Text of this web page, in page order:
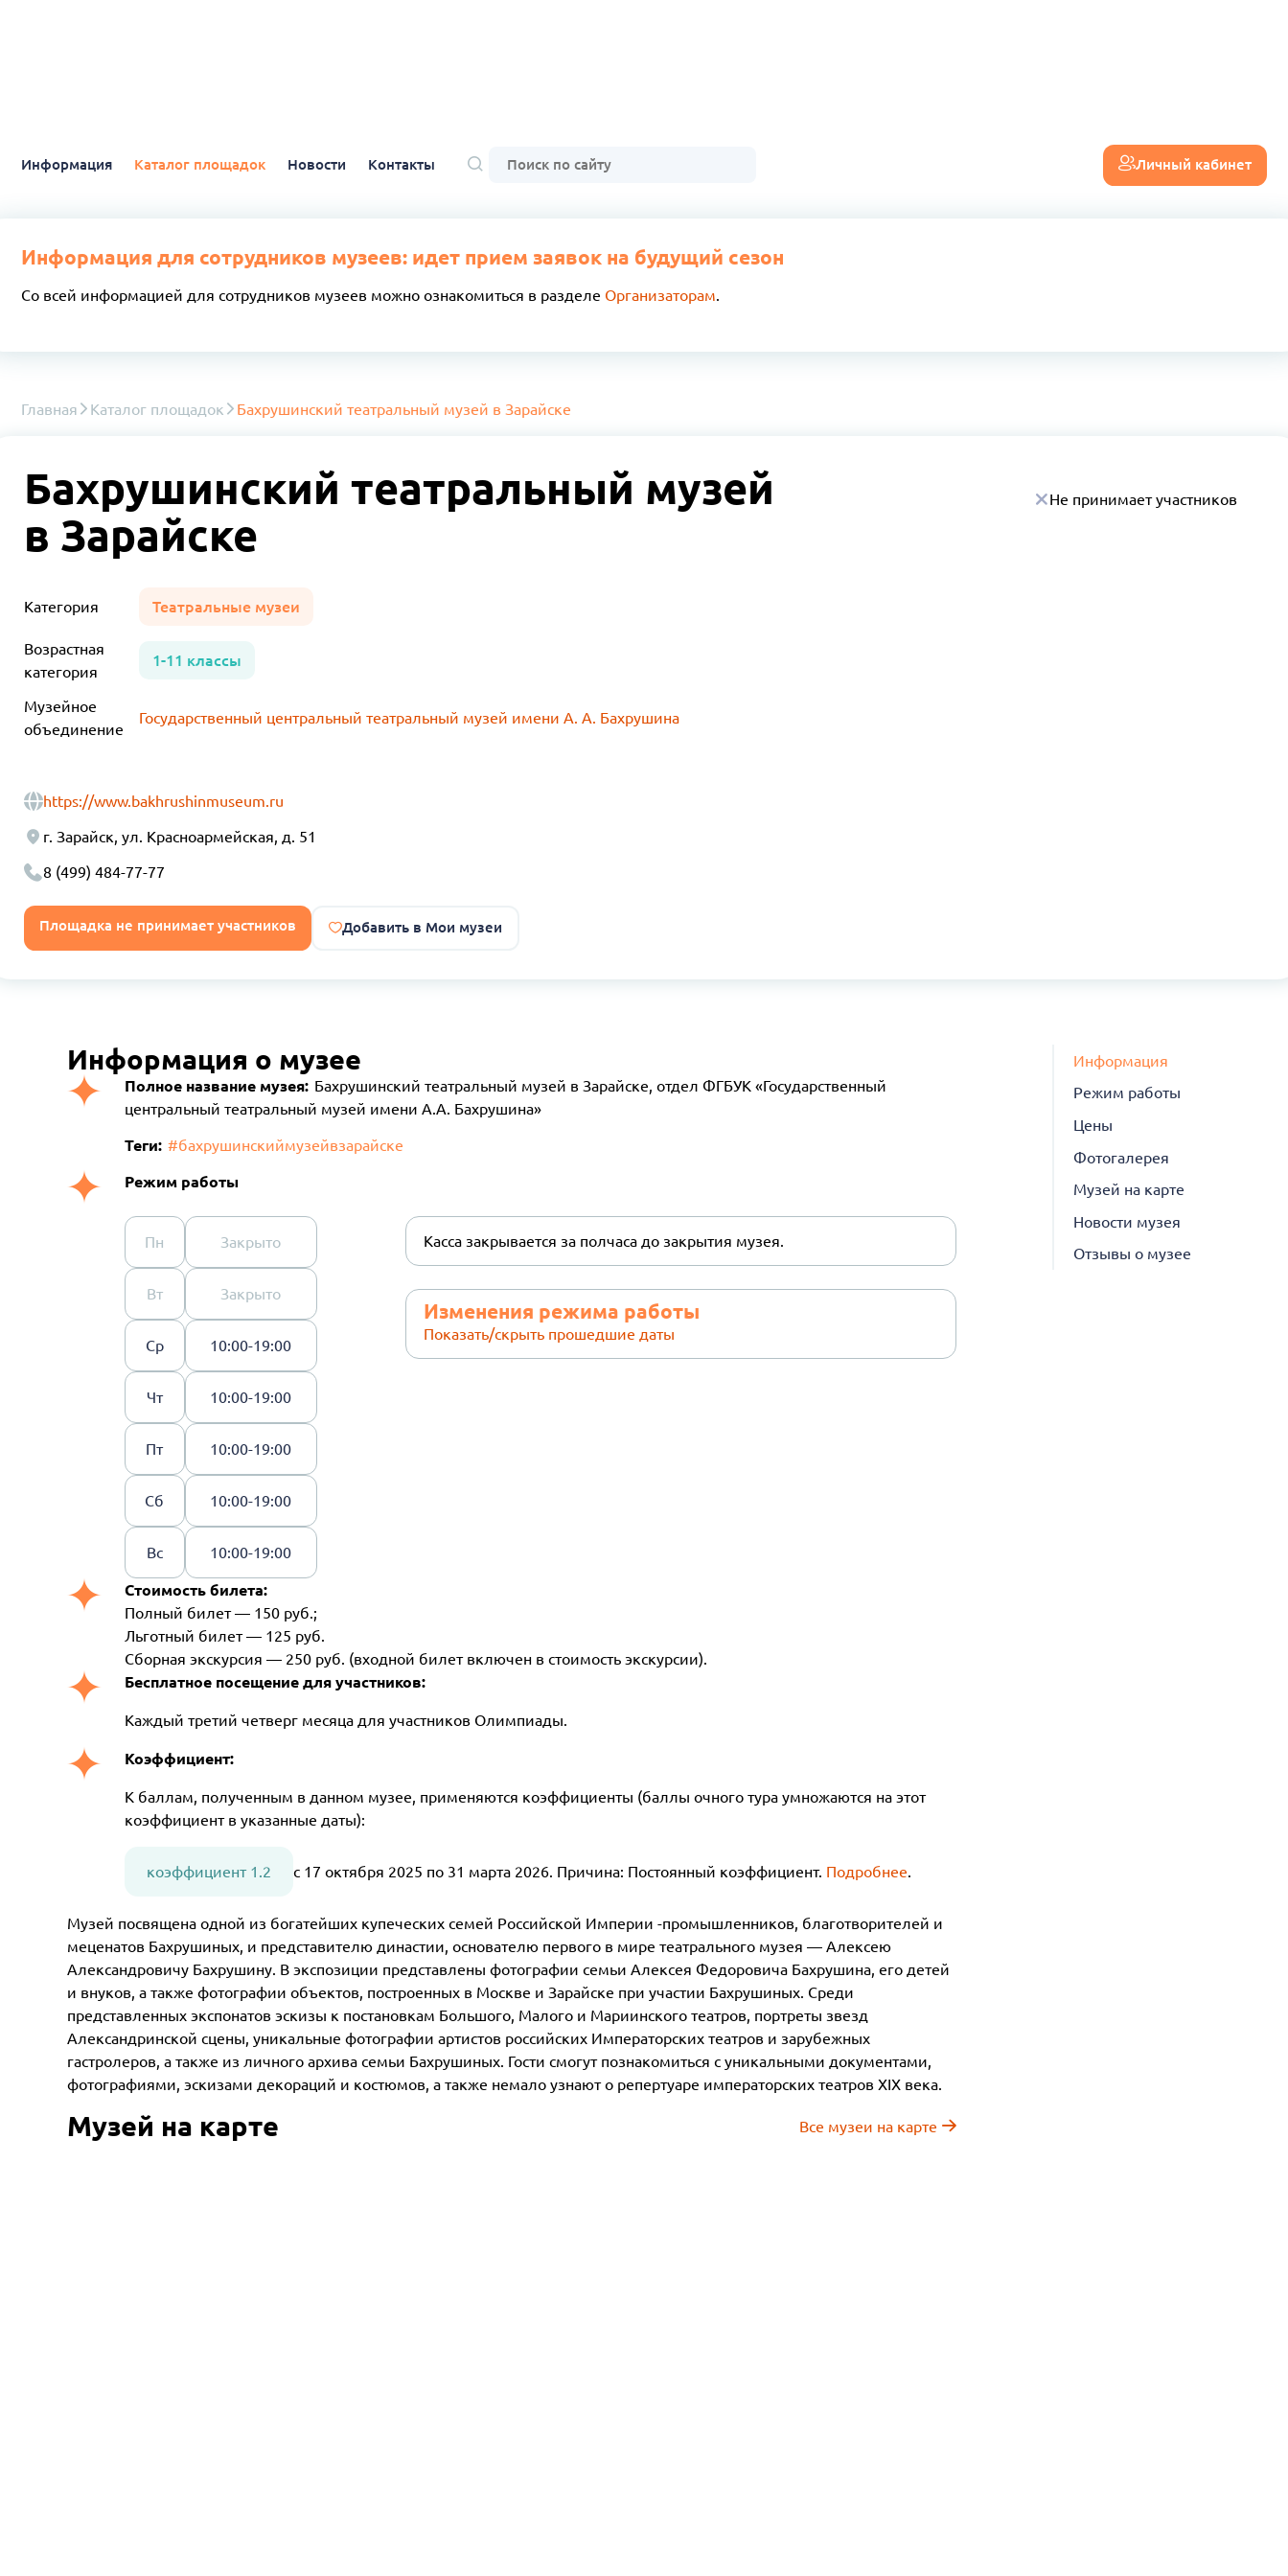
Информация Каталог площадок Новости Контакты Личный кабинет
Информация для сотрудников музеев: идет прием заявок на будущий сезон
Со всей информацией для сотрудников музеев можно ознакомиться в разделе Организаторам.
Главная Каталог площадок Бахрушинский театральный музей в Зарайске
Бахрушинский театральный музей
в Зарайске
Категория Театральные музеи
Возрастная
категория
1-11 классы
Музейное
объединение
Государственный центральный театральный музей имени А. А. Бахрушина
https://www.bakhrushinmuseum.ru
г. Зарайск, ул. Красноармейская, д. 51
8 (499) 484-77-77
Площадка не принимает участников Добавить в Мои музеи
Не принимает участников
Информация о музее
Полное название музея: Бахрушинский театральный музей в Зарайске, отдел ФГБУК «Государственный
центральный театральный музей имени А.А. Бахрушина»
Теги: #бахрушинскиймузейвзарайске
Режим работы
Пн Закрыто
Вт Закрыто
Ср 10:00-19:00
Чт 10:00-19:00
Пт 10:00-19:00
Сб 10:00-19:00
Вс 10:00-19:00
Касса закрывается за полчаса до закрытия музея.
Изменения режима работы
Показать/скрыть прошедшие даты
Стоимость билета:
Полный билет — 150 руб.;
Льготный билет — 125 руб.
Сборная экскурсия — 250 руб. (входной билет включен в стоимость экскурсии).
Бесплатное посещение для участников:
Каждый третий четверг месяца для участников Олимпиады.
Коэффициент:
К баллам, полученным в данном музее, применяются коэффициенты (баллы очного тура умножаются на этот
коэффициент в указанные даты):
коэффициент 1.2 с 17 октября 2025 по 31 марта 2026. Причина: Постоянный коэффициент. Подробнее.
Музей посвящена одной из богатейших купеческих семей Российской Империи -промышленников, благотворителей и
меценатов Бахрушиных, и представителю династии, основателю первого в мире театрального музея — Алексею
Александровичу Бахрушину. В экспозиции представлены фотографии семьи Алексея Федоровича Бахрушина, его детей
и внуков, а также фотографии объектов, построенных в Москве и Зарайске при участии Бахрушиных. Среди
представленных экспонатов эскизы к постановкам Большого, Малого и Мариинского театров, портреты звезд
Александринской сцены, уникальные фотографии артистов российских Императорских театров и зарубежных
гастролеров, а также из личного архива семьи Бахрушиных. Гости смогут познакомиться с уникальными документами,
фотографиями, эскизами декораций и костюмов, а также немало узнают о репертуаре императорских театров XIX века.
Музей на карте Все музеи на карте
Информация
Режим работы
Цены
Фотогалерея
Музей на карте
Новости музея
Отзывы о музее